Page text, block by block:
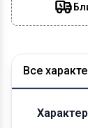
Все